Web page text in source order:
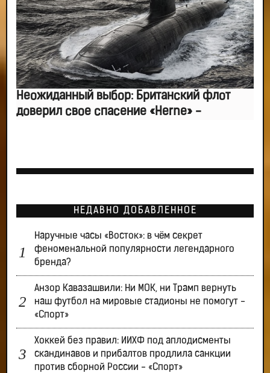
Неожиданный выбор: Британский флот
доверил свое спасение «Herne» -
НЕДАВНО ДОБАВЛЕННОЕ
Наручные часы «Восток»: в чём секрет
феноменальной популярности легендарного
бренда?
Анзор Кавазашвили: Ни МОК, ни Трамп вернуть
наш футбол на мировые стадионы не помогут -
«Спорт»
Хоккей без правил: ИИХФ под аплодисменты
скандинавов и прибалтов продлила санкции
против сборной России - «Спорт»